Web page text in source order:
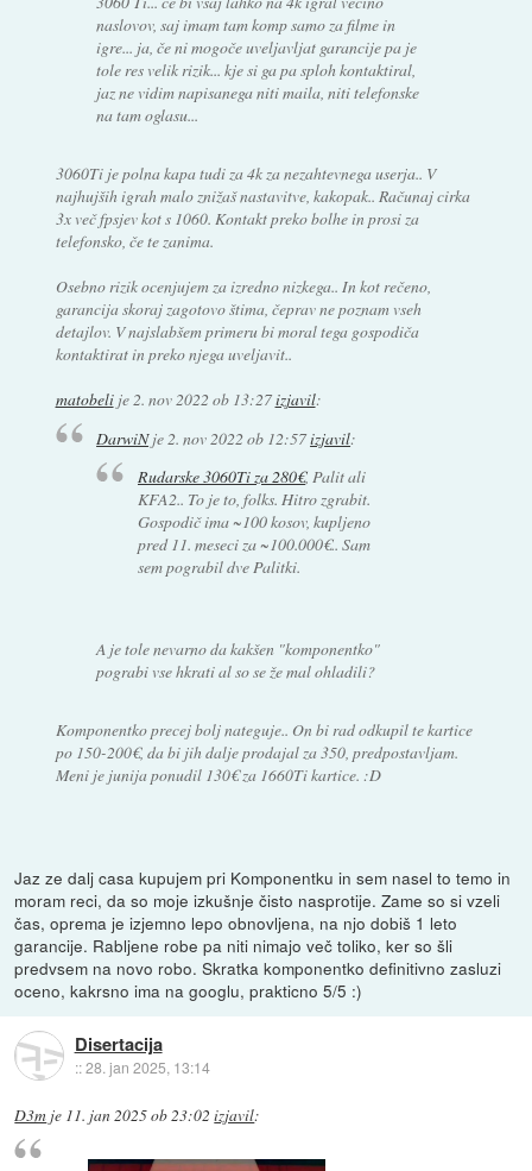
naslovov, saj imam tam komp samo za filme in
igre... ja, če ni mogoče uveljavljat garancije pa je
tole res velik rizik... kje si ga pa sploh kontaktiral,
jaz ne vidim napisanega niti maila, niti telefonske
na tam oglasu...
3060Ti je polna kapa tudi za 4k za nezahtevnega userja.. V
najhujših igrah malo znižaš nastavitve, kakopak.. Računaj cirka
3x več fpsjev kot s 1060. Kontakt preko bolhe in prosi za
telefonsko, če te zanima.
Osebno rizik ocenjujem za izredno nizkega.. In kot rečeno,
garancija skoraj zagotovo štima, čeprav ne poznam vseh
detajlov. V najslabšem primeru bi moral tega gospodiča
kontaktirat in preko njega uveljavit..
matobelije2. nov 2022 ob 13:27izjavil:
DarwiNje 2. nov 2022 ob 12:57izjavil:
Rudarske 3060Ti za 280€, Palit ali
KFA2.. To je to, folks. Hitro zgrabit.
Gospodič ima ~100 kosov, kupljeno
pred 11. meseci za ~100.000€.. Sam
sem pograbil dve Palitki.
A je tole nevarno da kakšen "komponentko"
pograbi vse hkrati al so se že mal ohladili?
Komponentko precej bolj nateguje.. On bi rad odkupil te kartice
po 150-200€, da bi jih dalje prodajal za 350, predpostavljam.
Meni je junija ponudil 130€ za 1660Ti kartice. :D
Jaz ze dalj casa kupujem pri Komponentku in sem nasel to temo in
moram reci, da so moje izkušnje čisto nasprotije. Zame so si vzeli
čas, oprema je izjemno lepo obnovljena, na njo dobiš 1 leto
garancije. Rabljene robe pa niti nimajo več toliko, ker so šli
predvsem na novo robo. Skratka komponentko definitivno zasluzi
oceno, kakrsno ima na googlu, prakticno 5/5 :)
Disertacija
::28. jan 2025, 13:14
D3m je 11. jan 2025 ob 23:02 izjavil: